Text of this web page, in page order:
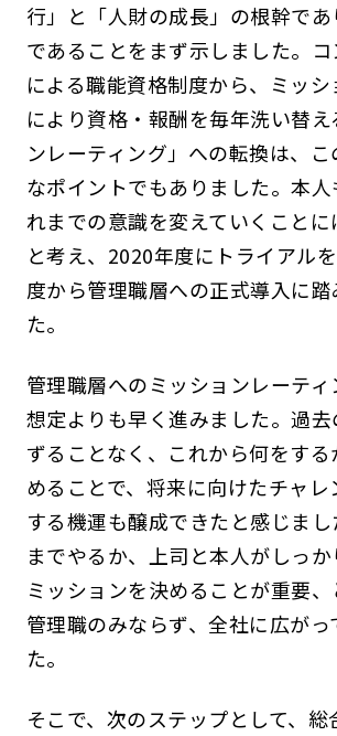
行」と「人財の成長」の根幹で
であることをまず示しました。
による職能資格制度から、ミッシ
により資格・報酬を毎年洗い替え
ンレーティング」への転換は、
なポイントでもありました。本人
れまでの意識を変えていくこと
と考え、2020年度にトライアル
度から管理職層への正式導入に踏
た。
管理職層へのミッションレーテ
想定よりも早く進みました。過去
ずることなく、これから何をす
めることで、将来に向けたチャレ
する機運も醸成できたと感じまし
までやるか、上司と本人がしっか
ミッションを決めることが重要
管理職のみならず、全社に広がっ
た。
そこで、次のステップとして、総